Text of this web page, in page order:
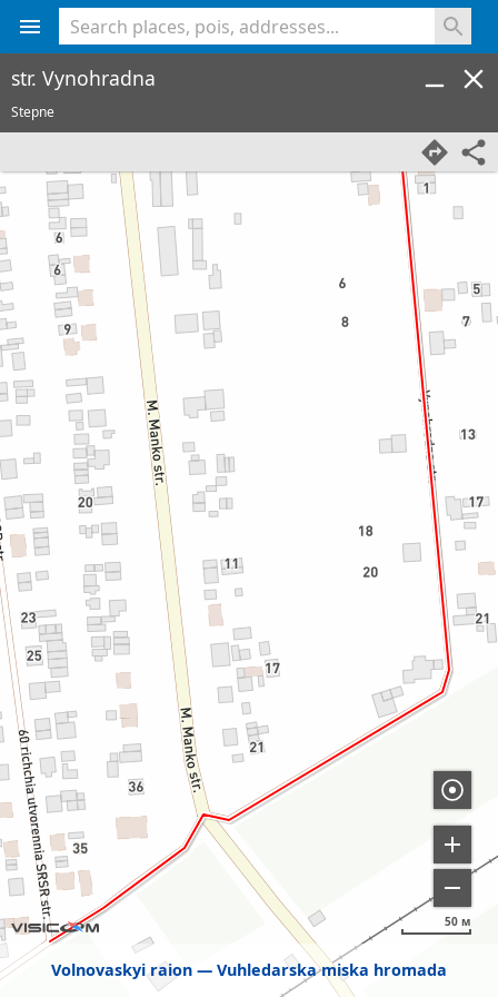
Volnovaskyi raion Vuhledarska miska hromada
50 м
str. Vynohradna
Stepne
<% console.log(hcard) %>